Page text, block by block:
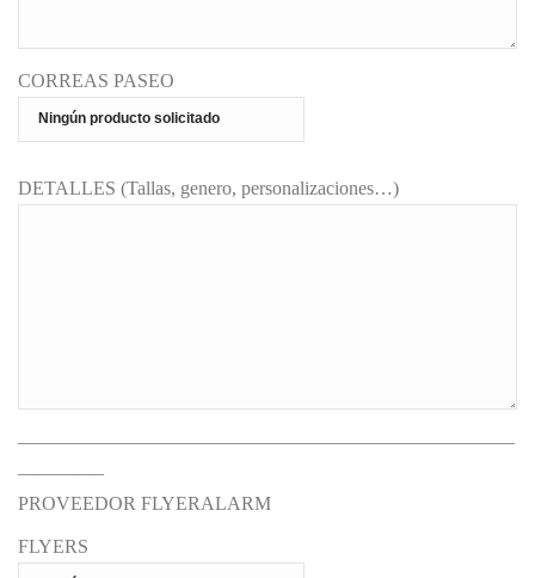
CORREAS PASEO
DETALLES (Tallas, genero, personalizaciones…)
——————————————————————————
————–
PROVEEDOR FLYERALARM
FLYERS